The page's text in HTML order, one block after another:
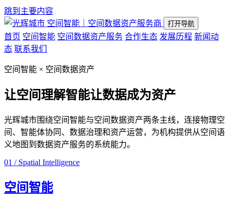
跳到主要内容
空间智能｜空间数据资产服务商
打开导航
首页 空间智能 空间数据资产服务 合作生态 发展历程 新闻动
态 联系我们
空间智能 × 空间数据资产
让空间理解智能让数据成为资产
光辉城市围绕空间智能与空间数据资产两条主线，连接物理空
间、智能体协同、数据治理和资产运营，为机构提供从空间语
义地图到数据资产服务的系统能力。
01 / Spatial Intelligence
空间智能